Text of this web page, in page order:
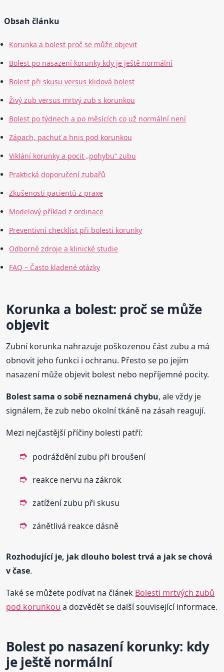
Obsah článku
Korunka a bolest proč se může objevit
Bolest po nasazení korunky kdy je ještě normální
Bolest při skusu versus klidová bolest
Živý zub versus mrtvý zub s korunkou
Bolest po týdnech a po měsících co už normální není
Zápach, pachuť a hnis pod korunkou
Viklání korunky a pocit „pohybu“ zubu
Praktická doporučení zubařů
Zkušenosti pacientů z praxe
Modelový příklad z ordinace
Preventivní checklist při bolesti korunky
Odborné zdroje a klinické studie
FAQ – Často kladené otázky
Korunka a bolest: proč se může
objevit
Zubní korunka nahrazuje poškozenou část zubu a má
obnovit jeho funkci i ochranu. Přesto se po jejím
nasazení může objevit bolest nebo nepříjemné pocity.
Bolest sama o sobě neznamená chybu, ale vždy je
signálem, že zub nebo okolní tkáně na zásah reagují.
Mezi nejčastější příčiny bolesti patří:
podráždění zubu při broušení
reakce nervu na zákrok
zatížení zubu při skusu
zánětlivá reakce dásně
Rozhodující je, jak dlouho bolest trvá a jak se chová
v čase.
Také se můžete podívat na článek Bolesti mrtvých zubů
pod korunkou a dozvědět se další související informace.
Bolest po nasazení korunky: kdy
je ještě normální